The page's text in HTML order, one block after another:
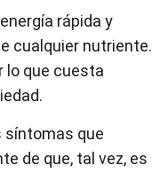
rápida y
cualquier nutriente.
lo que cuesta
síntomas que
de que, tal vez, es